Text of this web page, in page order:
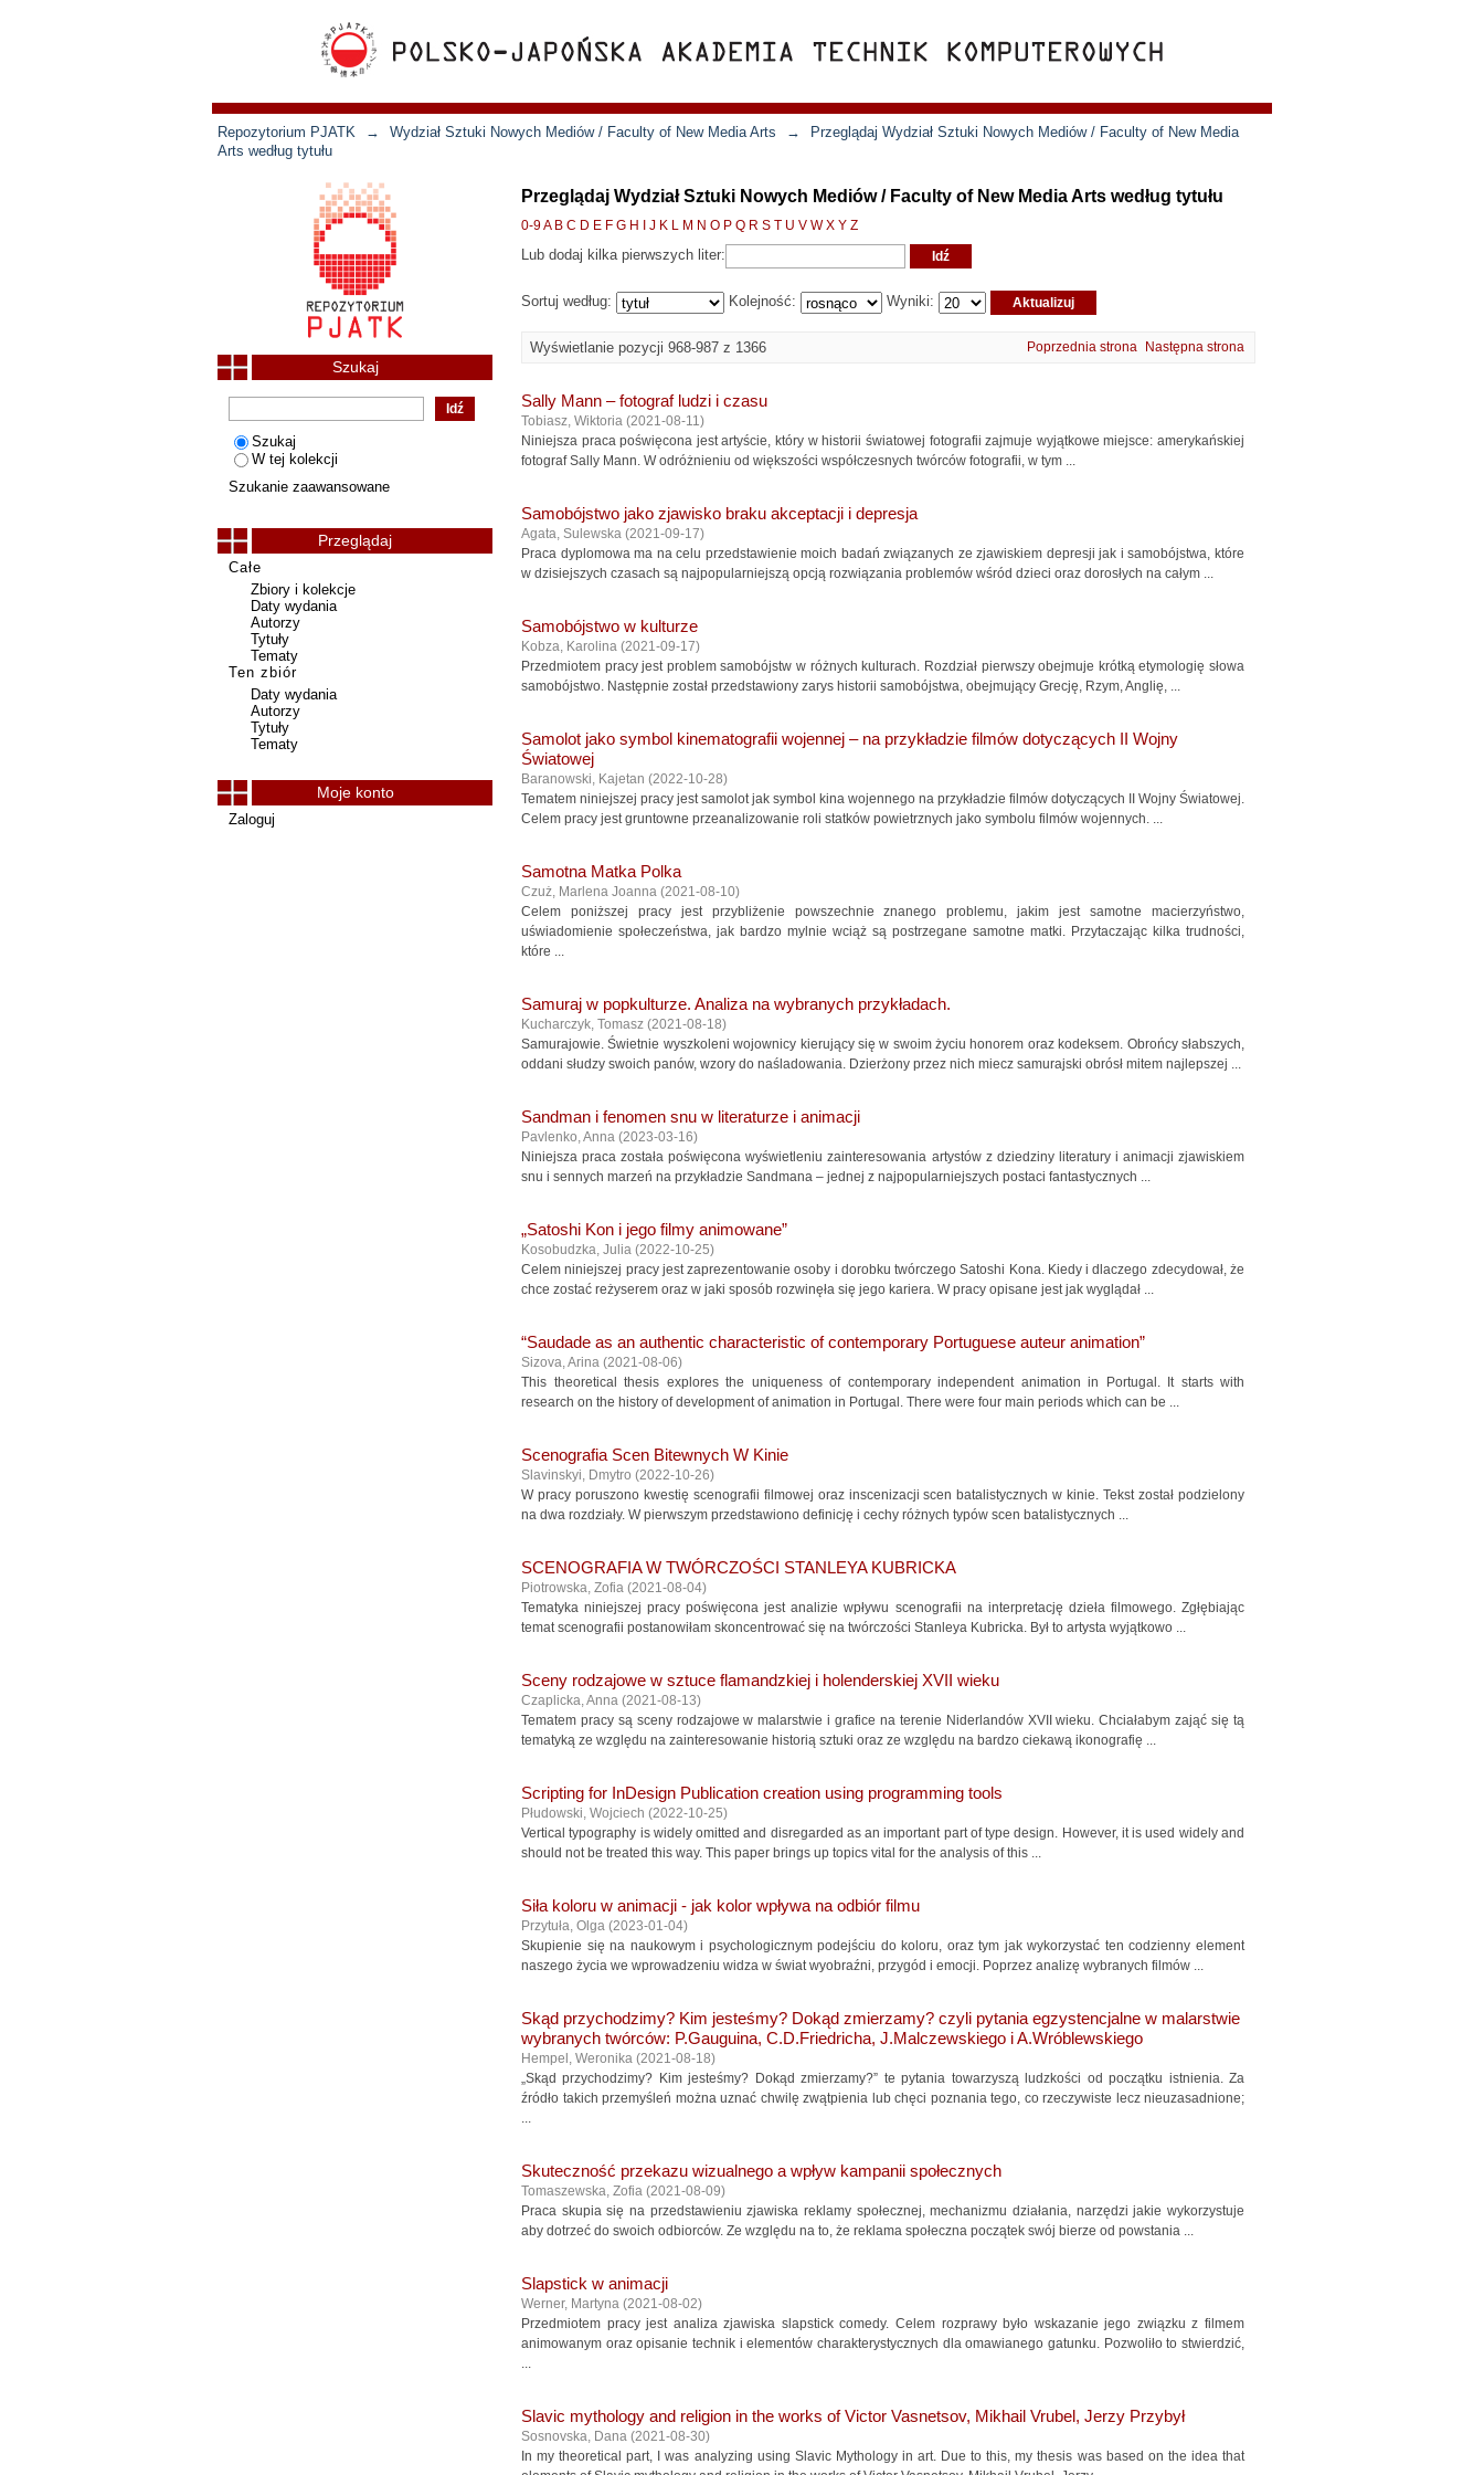
Repozytorium PJATK → Wydział Sztuki Nowych Mediów / Faculty of New Media Arts →
Przeglądaj Wydział Sztuki Nowych Mediów / Faculty of New Media
Arts według tytułu
Przeglądaj Wydział Sztuki Nowych Mediów / Faculty of New Media Arts według tytułu
0-9A B C D E F G H J K L M N O P Q R S T U V W X Y Z
Lub dodaj kilka pierwszych liter:
Sortuj według: Kolejność: Wyniki:
Wyświetlanie pozycji 968-987 z 1366 Poprzednia strona Następna strona
Sally Mann – fotograf ludzi i czasu
Tobiasz, Wiktoria (2021-08-11)
Niniejsza praca poświęcona jest artyście, który w historii światowej fotografii zajmuje wyjątkowe miejsce: amerykańskiej
fotograf Sally Mann. W odróżnieniu od większości współczesnych twórców fotografii, w tym ...
Samobójstwo jako zjawisko braku akceptacji i depresja
Agata, Sulewska (2021-09-17)
Praca dyplomowa ma na celu przedstawienie moich badań związanych ze zjawiskiem depresji jak i samobójstwa, które
w dzisiejszych czasach są najpopularniejszą opcją rozwiązania problemów wśród dzieci oraz dorosłych na całym ...
Samobójstwo w kulturze
Kobza, Karolina (2021-09-17)
Przedmiotem pracy jest problem samobójstw w różnych kulturach. Rozdział pierwszy obejmuje krótką etymologię słowa
samobójstwo. Następnie został przedstawiony zarys historii samobójstwa, obejmujący Grecję, Rzym, Anglię, ...
Samolot jako symbol kinematografii wojennej – na przykładzie filmów dotyczących II Wojny
Światowej
Baranowski, Kajetan (2022-10-28)
Tematem niniejszej pracy jest samolot jak symbol kina wojennego na przykładzie filmów dotyczących II Wojny Światowej.
Celem pracy jest gruntowne przeanalizowanie roli statków powietrznych jako symbolu filmów wojennych. ...
Samotna Matka Polka
Czuż, Marlena Joanna (2021-08-10)
Celem poniższej pracy jest przybliżenie powszechnie znanego problemu, jakim jest samotne macierzyństwo,
uświadomienie społeczeństwa, jak bardzo mylnie wciąż są postrzegane samotne matki. Przytaczając kilka trudności,
które ...
Samuraj w popkulturze. Analiza na wybranych przykładach.
Kucharczyk, Tomasz (2021-08-18)
Samurajowie. Świetnie wyszkoleni wojownicy kierujący się w swoim życiu honorem oraz kodeksem. Obrońcy słabszych,
oddani słudzy swoich panów, wzory do naśladowania. Dzierżony przez nich miecz samurajski obrósł mitem najlepszej ...
Sandman i fenomen snu w literaturze i animacji
Pavlenko, Anna (2023-03-16)
Niniejsza praca została poświęcona wyświetleniu zainteresowania artystów z dziedziny literatury i animacji zjawiskiem
snu i sennych marzeń na przykładzie Sandmana – jednej z najpopularniejszych postaci fantastycznych ...
„Satoshi Kon i jego filmy animowane”
Kosobudzka, Julia (2022-10-25)
Celem niniejszej pracy jest zaprezentowanie osoby i dorobku twórczego Satoshi Kona. Kiedy i dlaczego zdecydował, że
chce zostać reżyserem oraz w jaki sposób rozwinęła się jego kariera. W pracy opisane jest jak wyglądał ...
“Saudade as an authentic characteristic of contemporary Portuguese auteur animation”
Sizova, Arina (2021-08-06)
This theoretical thesis explores the uniqueness of contemporary independent animation in Portugal. It starts with
research on the history of development of animation in Portugal. There were four main periods which can be ...
Scenografia Scen Bitewnych W Kinie
Slavinskyi, Dmytro (2022-10-26)
W pracy poruszono kwestię scenografii filmowej oraz inscenizacji scen batalistycznych w kinie. Tekst został podzielony
na dwa rozdziały. W pierwszym przedstawiono definicję i cechy różnych typów scen batalistycznych ...
SCENOGRAFIA W TWÓRCZOŚCI STANLEYA KUBRICKA
Piotrowska, Zofia (2021-08-04)
Tematyka niniejszej pracy poświęcona jest analizie wpływu scenografii na interpretację dzieła filmowego. Zgłębiając
temat scenografii postanowiłam skoncentrować się na twórczości Stanleya Kubricka. Był to artysta wyjątkowo ...
Sceny rodzajowe w sztuce flamandzkiej i holenderskiej XVII wieku
Czaplicka, Anna (2021-08-13)
Tematem pracy są sceny rodzajowe w malarstwie i grafice na terenie Niderlandów XVII wieku. Chciałabym zająć się tą
tematyką ze względu na zainteresowanie historią sztuki oraz ze względu na bardzo ciekawą ikonografię ...
Scripting for InDesign Publication creation using programming tools
Płudowski, Wojciech (2022-10-25)
Vertical typography is widely omitted and disregarded as an important part of type design. However, it is used widely and
should not be treated this way. This paper brings up topics vital for the analysis of this ...
Siła koloru w animacji - jak kolor wpływa na odbiór filmu
Przytuła, Olga (2023-01-04)
Skupienie się na naukowym i psychologicznym podejściu do koloru, oraz tym jak wykorzystać ten codzienny element
naszego życia we wprowadzeniu widza w świat wyobraźni, przygód i emocji. Poprzez analizę wybranych filmów ...
Skąd przychodzimy? Kim jesteśmy? Dokąd zmierzamy? czyli pytania egzystencjalne w malarstwie
wybranych twórców: P.Gauguina, C.D.Friedricha, J.Malczewskiego i A.Wróblewskiego
Hempel, Weronika (2021-08-18)
„Skąd przychodzimy? Kim jesteśmy? Dokąd zmierzamy?” te pytania towarzyszą ludzkości od początku istnienia. Za
źródło takich przemyśleń można uznać chwilę zwątpienia lub chęci poznania tego, co rzeczywiste lecz nieuzasadnione;
...
Skuteczność przekazu wizualnego a wpływ kampanii społecznych
Tomaszewska, Zofia (2021-08-09)
Praca skupia się na przedstawieniu zjawiska reklamy społecznej, mechanizmu działania, narzędzi jakie wykorzystuje
aby dotrzeć do swoich odbiorców. Ze względu na to, że reklama społeczna początek swój bierze od powstania ...
Slapstick w animacji
Werner, Martyna (2021-08-02)
Przedmiotem pracy jest analiza zjawiska slapstick comedy. Celem rozprawy było wskazanie jego związku z filmem
animowanym oraz opisanie technik i elementów charakterystycznych dla omawianego gatunku. Pozwoliło to stwierdzić,
...
Slavic mythology and religion in the works of Victor Vasnetsov, Mikhail Vrubel, Jerzy Przybył
Sosnovska, Dana (2021-08-30)
In my theoretical part, I was analyzing using Slavic Mythology in art. Due to this, my thesis was based on the idea that
Szukaj
Szukaj
W tej kolekcji
Szukanie zaawansowane
Przeglądaj
Całe
Zbiory i kolekcje
Daty wydania
Autorzy
Tytuły
Tematy
Ten zbiór
Daty wydania
Autorzy
Tytuły
Tematy
Moje konto
Zaloguj